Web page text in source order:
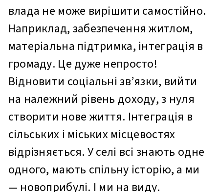
влада не може вирішити самостійно.
Наприклад, забезпечення житлом,
матеріальна підтримка, інтеграція в
громаду. Це дуже непросто!
Відновити соціальні зв’язки, вийти
на належний рівень доходу, з нуля
створити нове життя. Інтеграція в
сільських і міських місцевостях
відрізняється. У селі всі знають одне
одного, мають спільну історію, а ми
— новоприбулі. І ми на виду.